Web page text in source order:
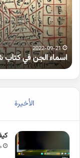
شمس
المعارف
2022-09-21
اسماء الجن في
الأخيرة